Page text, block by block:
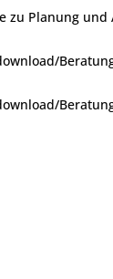
zu Planung